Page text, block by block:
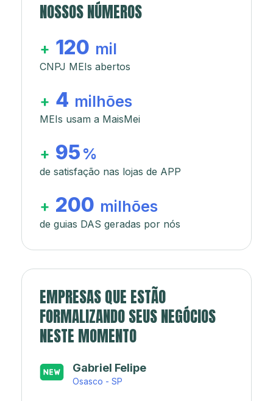
NOSSOS NÚMEROS
+ 120 mil
CNPJ MEIs abertos
+ 4 milhões
MEIs usam a MaisMei
+ 95 %
de satisfação nas lojas de APP
+ 200 milhões
de guias DAS geradas por nós
EMPRESAS QUE ESTÃO
FORMALIZANDO SEUS NEGÓCIOS
NESTE MOMENTO
Japa’s açaí e sorveteria
Rio de Janeiro - RJ